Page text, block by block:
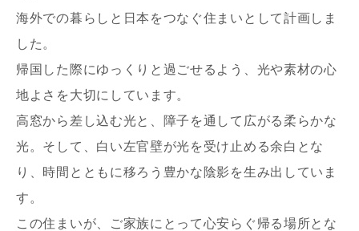
海外での暮らしと日本をつなぐ住まいとして計画しま
した。
帰国した際にゆっくりと過ごせるよう、光や素材の心
地よさを大切にしています。
高窓から差し込む光と、障子を通して広がる柔らかな
光。そして、白い左官壁が光を受け止める余白とな
り、時間とともに移ろう豊かな陰影を生み出していま
す。
この住まいが、ご家族にとって心安らぐ帰る場所とな